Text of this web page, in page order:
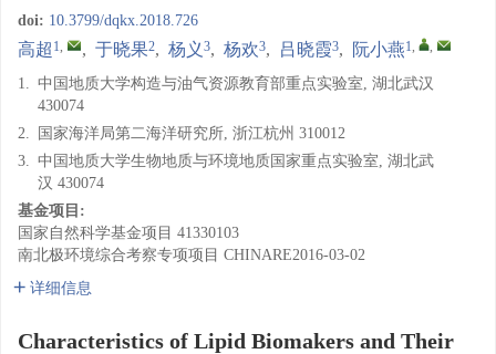
doi: 10.3799/dqkx.2018.726
高超 1, , 于晓果2, 杨义 3, 杨欢3, 吕晓霞3, 阮小燕1, ,
1. 中国地质大学构造与油气资源教育部重点实验室, 湖北武汉
430074
2.
国家海洋局第二海洋研究所, 浙江杭州 310012
3. 中国地质大学生物地质与环境地质国家重点实验室, 湖北武
汉 430074
基金项目:
国家自然科学基金项目 41330103
南北极环境综合考察专项项目 CHINARE2016-03-02
详细信息
Characteristics of Lipid Biomakers and Their